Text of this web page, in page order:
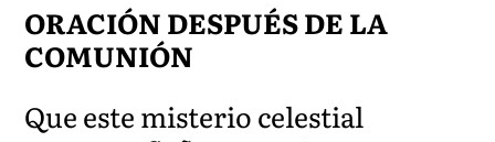
ORACIÓN DESPUÉS DE LA
COMUNIÓN
Que este misterio celestial